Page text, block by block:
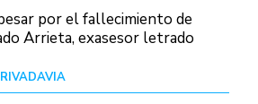
por el fallecimiento de
Arrieta, exasesor letrado